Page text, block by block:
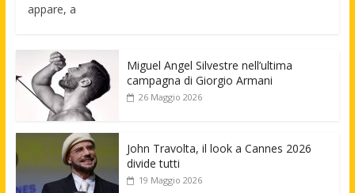
appare, a
Miguel Angel Silvestre nell’ultima
campagna di Giorgio Armani
26 Maggio 2026
John Travolta, il look a Cannes 2026
divide tutti
19 Maggio 2026